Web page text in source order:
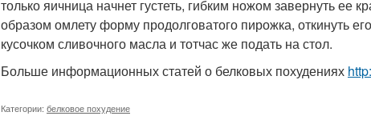
только яичница начнет густеть, гибким ножом завернуть ее
образом омлету форму продолговатого пирожка, откинуть
кусочком сливочного масла и тотчас же подать на стол.
Больше информационных статей о белковых похудениях
Категории: белковое похудение